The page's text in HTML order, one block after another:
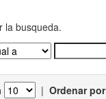
la busqueda.
| Ordenar por